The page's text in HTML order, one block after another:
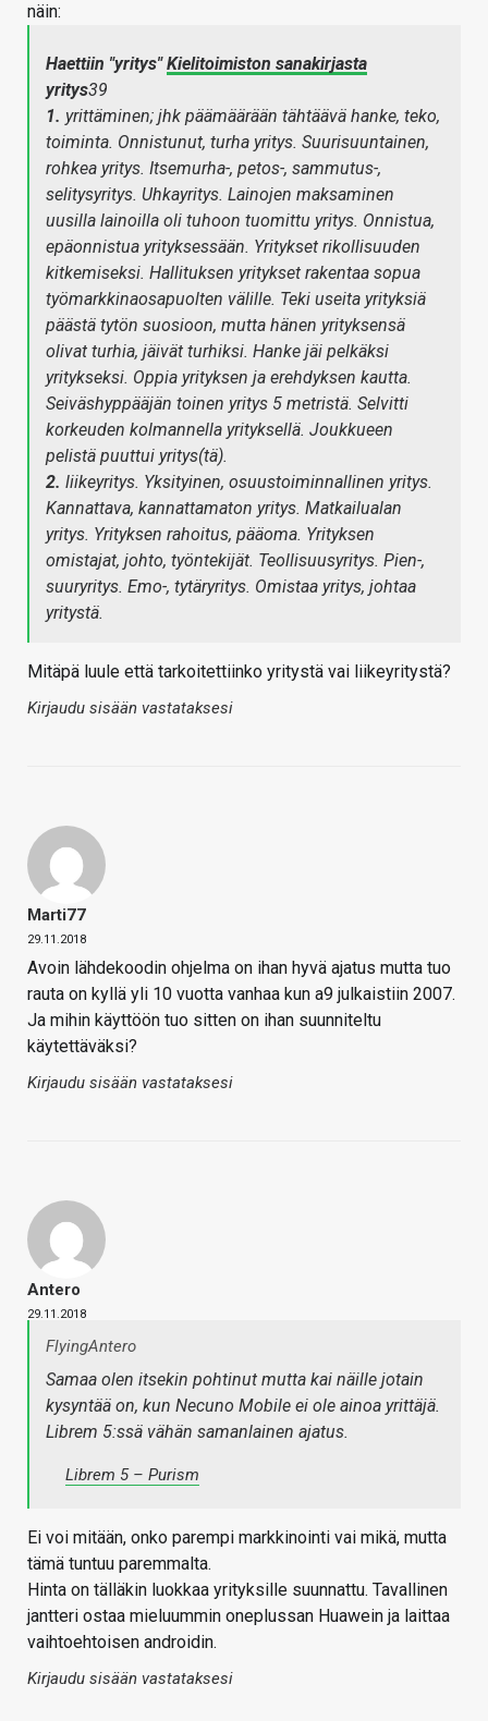
näin:
Haettiin "yritys"Kielitoimiston sanakirjasta
yritys39
1. yrittäminen; jhk päämäärään tähtäävä hanke, teko,
toiminta. Onnistunut, turha yritys. Suurisuuntainen,
rohkea yritys. Itsemurha-, petos-, sammutus-,
selitysyritys. Uhkayritys. Lainojen maksaminen
uusilla lainoilla oli tuhoon tuomittu yritys. Onnistua,
epäonnistua yrityksessään. Yritykset rikollisuuden
kitkemiseksi. Hallituksen yritykset rakentaa sopua
työmarkkinaosapuolten välille. Teki useita yrityksiä
päästä tytön suosioon, mutta hänen yrityksensä
olivat turhia, jäivät turhiksi. Hanke jäi pelkäksi
yritykseksi. Oppia yrityksen ja erehdyksen kautta.
Seiväshyppääjän toinen yritys 5 metristä. Selvitti
korkeuden kolmannella yrityksellä. Joukkueen
pelistä puuttui yritys(tä).
2. liikeyritys. Yksityinen, osuustoiminnallinen yritys.
Kannattava, kannattamaton yritys. Matkailualan
yritys. Yrityksen rahoitus, pääoma. Yrityksen
omistajat, johto, työntekijät. Teollisuusyritys. Pien-,
suuryritys. Emo-, tytäryritys. Omistaa yritys, johtaa
yritystä.
Mitäpä luule että tarkoitettiinko yritystä vai liikeyritystä?
Kirjaudu sisään vastataksesi
Marti77
29.11.2018
Avoin lähdekoodin ohjelma on ihan hyvä ajatus mutta tuo
rauta on kyllä yli 10 vuotta vanhaa kun a9 julkaistiin 2007.
Ja mihin käyttöön tuo sitten on ihan suunniteltu
käytettäväksi?
Kirjaudu sisään vastataksesi
Antero
29.11.2018
FlyingAntero
Samaa olen itsekin pohtinut mutta kai näille jotain
kysyntää on, kun Necuno Mobile ei ole ainoa yrittäjä.
Librem 5:ssä vähän samanlainen ajatus.
Librem 5 – Purism
Ei voi mitään, onko parempi markkinointi vai mikä, mutta
tämä tuntuu paremmalta.
Hinta on tälläkin luokkaa yrityksille suunnattu. Tavallinen
jantteri ostaa mieluummin oneplussan Huawein ja laittaa
vaihtoehtoisen androidin.
Kirjaudu sisään vastataksesi